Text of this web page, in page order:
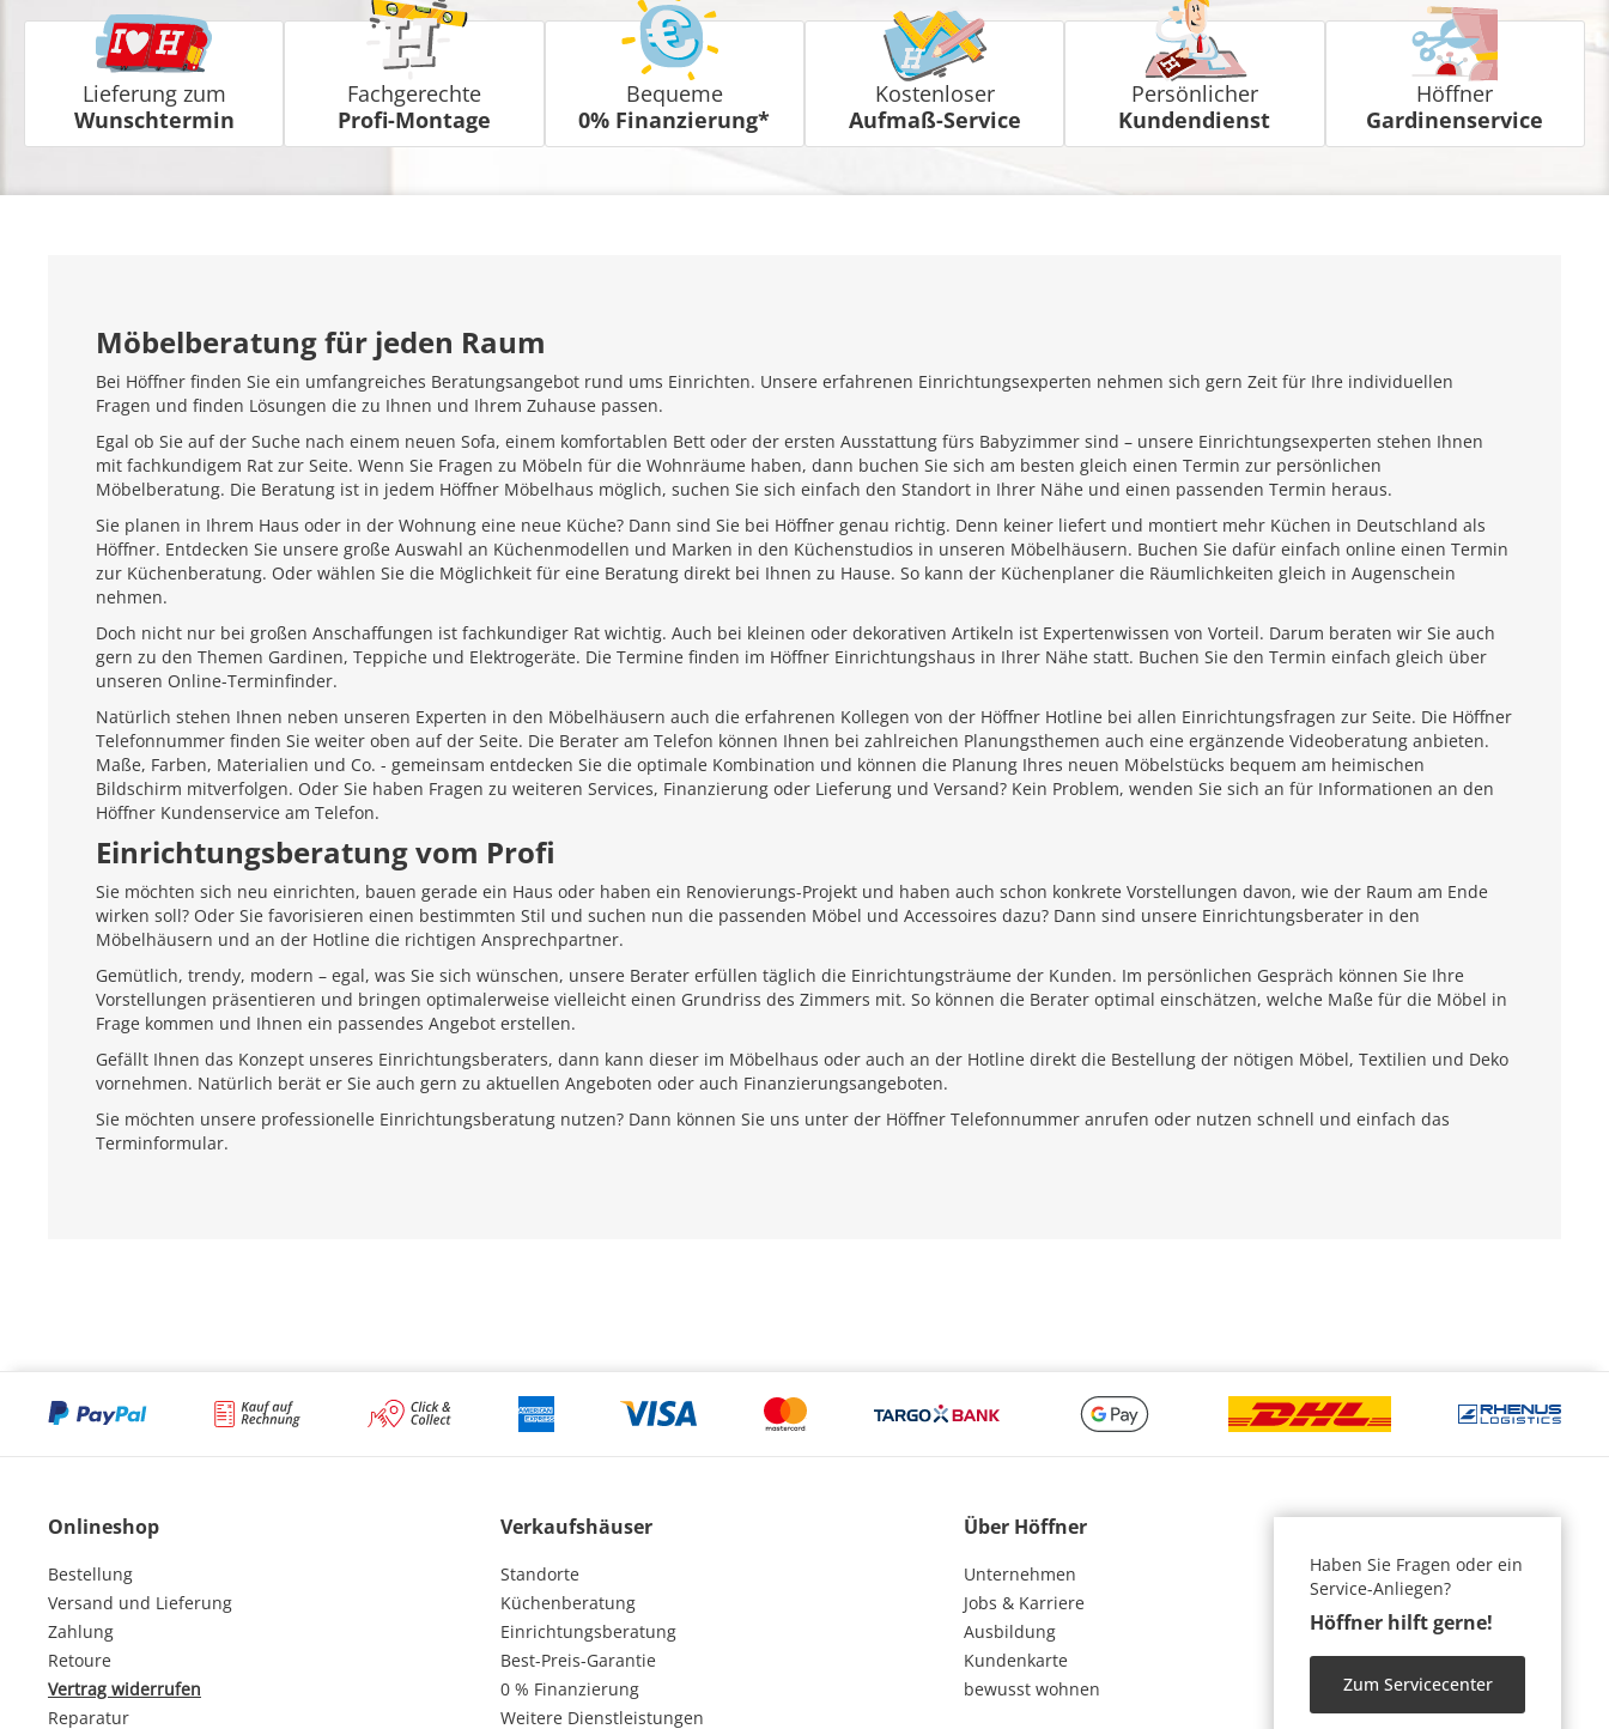
Lieferung zum
Wunschtermin
Fachgerechte
Profi-Montage
Bequeme
0% Finanzierung*
Kostenloser
Aufmaß-Service
Persönlicher
Kundendienst
Höffner
Gardinenservice
Möbelberatung für jeden Raum
Bei Höffner finden Sie ein umfangreiches Beratungsangebot rund ums Einrichten. Unsere erfahrenen Einrichtungsexperten nehmen sich gern Zeit für Ihre individuellen
Fragen und finden Lösungen die zu Ihnen und Ihrem Zuhause passen.
Egal ob Sie auf der Suche nach einem neuen Sofa, einem komfortablen Bett oder der ersten Ausstattung fürs Babyzimmer sind – unsere Einrichtungsexperten stehen Ihnen
mit fachkundigem Rat zur Seite. Wenn Sie Fragen zu Möbeln für die Wohnräume haben, dann buchen Sie sich am besten gleich einen Termin zur persönlichen
Möbelberatung. Die Beratung ist in jedem Höffner Möbelhaus möglich, suchen Sie sich einfach den Standort in Ihrer Nähe und einen passenden Termin heraus.
Sie planen in Ihrem Haus oder in der Wohnung eine neue Küche? Dann sind Sie bei Höffner genau richtig. Denn keiner liefert und montiert mehr Küchen in Deutschland als
Höffner. Entdecken Sie unsere große Auswahl an Küchenmodellen und Marken in den Küchenstudios in unseren Möbelhäusern. Buchen Sie dafür einfach online einen Termin
zur Küchenberatung. Oder wählen Sie die Möglichkeit für eine Beratung direkt bei Ihnen zu Hause. So kann der Küchenplaner die Räumlichkeiten gleich in Augenschein
nehmen.
Doch nicht nur bei großen Anschaffungen ist fachkundiger Rat wichtig. Auch bei kleinen oder dekorativen Artikeln ist Expertenwissen von Vorteil. Darum beraten wir Sie auch
gern zu den Themen Gardinen, Teppiche und Elektrogeräte. Die Termine finden im Höffner Einrichtungshaus in Ihrer Nähe statt. Buchen Sie den Termin einfach gleich über
unseren Online-Terminfinder.
Natürlich stehen Ihnen neben unseren Experten in den Möbelhäusern auch die erfahrenen Kollegen von der Höffner Hotline bei allen Einrichtungsfragen zur Seite. Die Höffner
Telefonnummer finden Sie weiter oben auf der Seite. Die Berater am Telefon können Ihnen bei zahlreichen Planungsthemen auch eine ergänzende Videoberatung anbieten.
Maße, Farben, Materialien und Co. - gemeinsam entdecken Sie die optimale Kombination und können die Planung Ihres neuen Möbelstücks bequem am heimischen
Bildschirm mitverfolgen. Oder Sie haben Fragen zu weiteren Services, Finanzierung oder Lieferung und Versand? Kein Problem, wenden Sie sich an für Informationen an den
Höffner Kundenservice am Telefon.
Einrichtungsberatung vom Profi
Sie möchten sich neu einrichten, bauen gerade ein Haus oder haben ein Renovierungs-Projekt und haben auch schon konkrete Vorstellungen davon, wie der Raum am Ende
wirken soll? Oder Sie favorisieren einen bestimmten Stil und suchen nun die passenden Möbel und Accessoires dazu? Dann sind unsere Einrichtungsberater in den
Möbelhäusern und an der Hotline die richtigen Ansprechpartner.
Gemütlich, trendy, modern – egal, was Sie sich wünschen, unsere Berater erfüllen täglich die Einrichtungsträume der Kunden. Im persönlichen Gespräch können Sie Ihre
Vorstellungen präsentieren und bringen optimalerweise vielleicht einen Grundriss des Zimmers mit. So können die Berater optimal einschätzen, welche Maße für die Möbel in
Frage kommen und Ihnen ein passendes Angebot erstellen.
Gefällt Ihnen das Konzept unseres Einrichtungsberaters, dann kann dieser im Möbelhaus oder auch an der Hotline direkt die Bestellung der nötigen Möbel, Textilien und Deko
vornehmen. Natürlich berät er Sie auch gern zu aktuellen Angeboten oder auch Finanzierungsangeboten.
Sie möchten unsere professionelle Einrichtungsberatung nutzen? Dann können Sie uns unter der Höffner Telefonnummer anrufen oder nutzen schnell und einfach das
Terminformular.
Onlineshop
Bestellung
Versand und Lieferung
Zahlung
Retoure
Vertrag widerrufen
Reparatur
Verkaufshäuser
Standorte
Küchenberatung
Einrichtungsberatung
Best-Preis-Garantie
0 % Finanzierung
Weitere Dienstleistungen
Über Höffner
Unternehmen
Jobs & Karriere
Ausbildung
Kundenkarte
bewusst wohnen
Haben Sie Fragen oder ein
Service-Anliegen?
Höffner hilft gerne!
Zum Servicecenter